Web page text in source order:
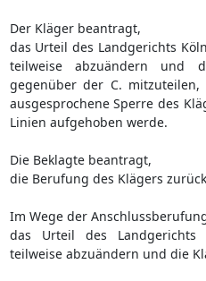
Der Kläger beantragt,
das Urteil des Landgerichts
teilweise abzuändern und
gegenüber der C.
ausgesprochene Sperre des
Linien aufgehoben werde.
Die Beklagte beantragt,
die Berufung des Klägers
Im Wege der
das Urteil des
teilweise abzuändern und die